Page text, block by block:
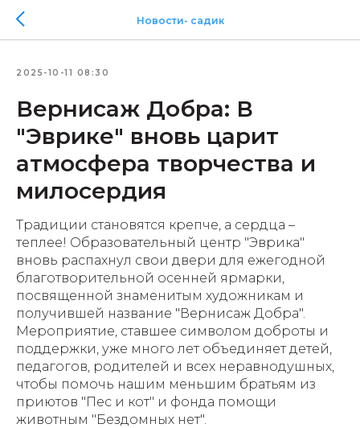
Новости- садик
2025-10-11 08:30
Вернисаж Добра: В
"Эврике" вновь царит
атмосфера творчества и
милосердия
Традиции становятся крепче, а сердца –
теплее! Образовательный центр "Эврика"
вновь распахнул свои двери для ежегодной
благотворительной осенней ярмарки,
посвященной знаменитым художникам и
получившей название "Вернисаж Добра".
Мероприятие, ставшее символом доброты и
поддержки, уже много лет объединяет детей,
педагогов, родителей и всех неравнодушных,
чтобы помочь нашим меньшим братьям из
приютов "Пес и кот" и фонда помощи
животным "Бездомных нет".